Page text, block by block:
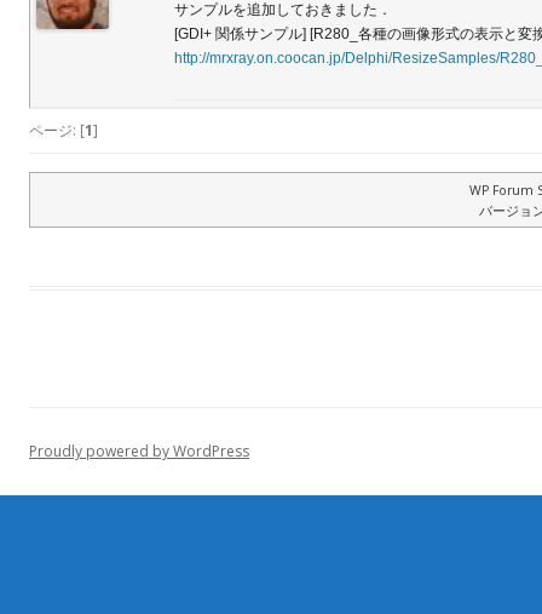
サンプルを追加しておきました．
[GDI+ 関係サンプル] [R280_各種の画像形式の表示と変
http://mrxray.on.coocan.jp/Delphi/ResizeSamples/
ページ: [1]
WP Forum
バージョ
Proudly powered by WordPress